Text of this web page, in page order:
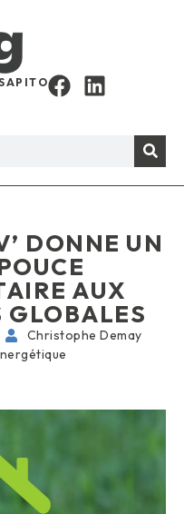
DONNE UN
AUX
GLOBALES
Christophe Demay